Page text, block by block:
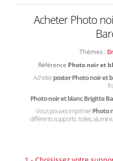
Acheter Photo
Thèmes :
Référence Photo noir et
Acheterposter Photo noir et
Photo noir et blanc Brigitte
Vous pouvez imprimerPhoto
différents supports : toiles,